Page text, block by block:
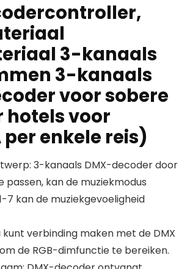
3-kanaals
3-kanaals
voor sobere
hotels voor
enkele reis)
3-kanaals DMX-decoder door
passen, kan de muziekmodus
7 kan de muziekgevoeligheid
kunt verbinding maken met de DMX
de RGB-dimfunctie te bereiken.